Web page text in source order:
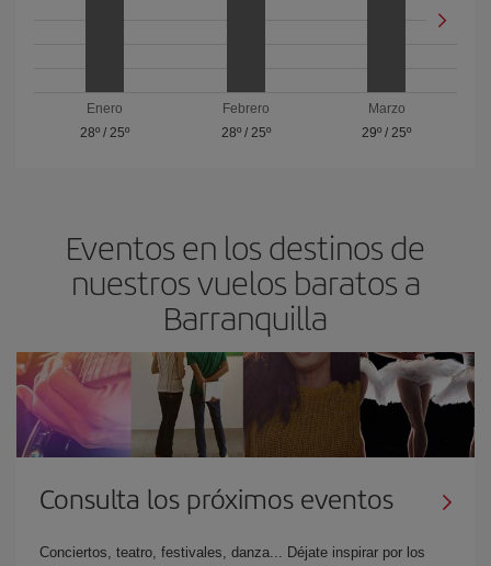
Enero
28º/ 25º
Febrero
28º/ 25º
Marzo
29º / 25º
Eventos en los destinos de
nuestros vuelos baratos a
Barranquilla
Consulta los próximos eventos
Conciertos, teatro, festivales, danza... Déjate inspirar por los